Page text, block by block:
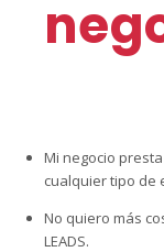
Mi negocio
cualquier tipo de
No quiero más
LEADS.